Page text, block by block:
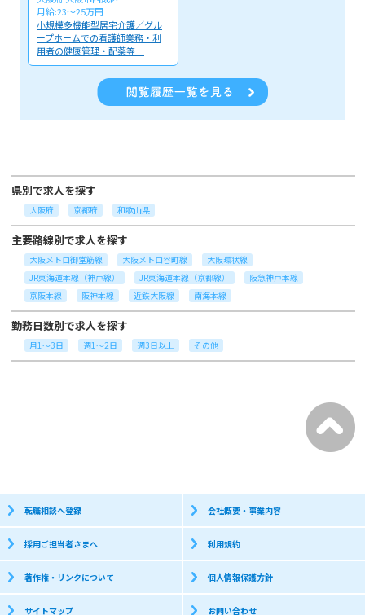
月給:23～25万円
小規模多機能型居宅介護／グル
ープホームでの看護師業務・利
用者の健康管理・配薬等…
県別で求人を探す
大阪府 京都府 和歌山県
主要路線別で求人を探す
大阪メトロ御堂筋線 大阪メトロ谷町線
大阪環状線
JR東海道本線（神戸線）
JR東海道本線（京都線）
阪急神戸本線
京阪本線
阪神本線 近鉄大阪線 南海本線
勤務日数別で求人を探す
月1～3日 週1～2日 週3日以上 その他
転職相談へ登録 会社概要・事業内容
採用ご担当者さまへ 利用規約
著作権・リンクについて 個人情報保護方針
サイトマップ お問い合わせ